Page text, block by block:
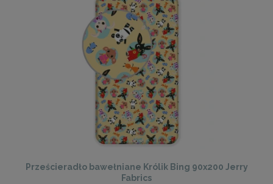
Prześcieradło bawełniane Królik Bing 90x200 Jerry
Fabrics